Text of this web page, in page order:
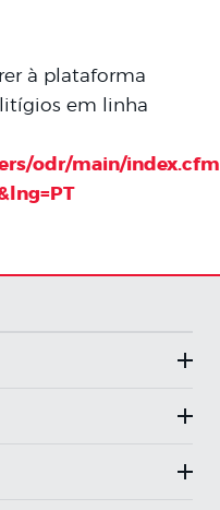
à plataforma
em linha
odr/main/